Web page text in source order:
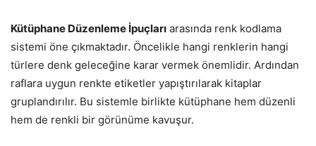
Kütüphane Düzenleme İpuçları arasında renk kodlama
sistemi öne çıkmaktadır. Öncelikle hangi renklerin hangi
türlere denk geleceğine karar vermek önemlidir. Ardından
raflara uygun renkte etiketler yapıştırılarak kitaplar
gruplandırılır. Bu sistemle birlikte kütüphane hem düzenli
hem de renkli bir görünüme kavuşur.